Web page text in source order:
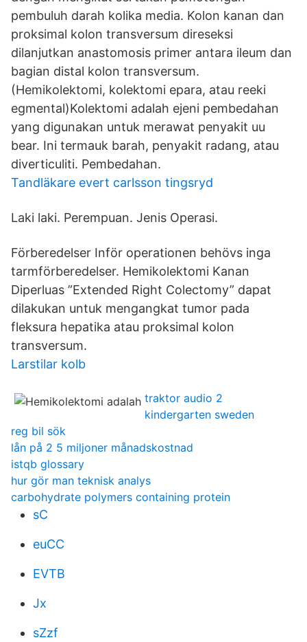
pembuluh darah kolika media. Kolon kanan dan
proksimal kolon transversum direseksi
dilanjutkan anastomosis primer antara ileum dan
bagian distal kolon transversum.
(Hemikolektomi, kolektomi epara, atau reeki
egmental)Kolektomi adalah ejeni pembedahan
yang digunakan untuk merawat penyakit uu
bear. Ini termauk barah, penyakit radang, atau
diverticuliti. Pembedahan.
Tandläkare evert carlsson tingsryd
Laki laki. Perempuan. Jenis Operasi.
Förberedelser Inför operationen behövs inga
tarmförberedelser. Hemikolektomi Kanan
Diperluas ”Extended Right Colectomy” dapat
dilakukan untuk mengangkat tumor pada
fleksura hepatika atau proksimal kolon
transversum.
Larstilar kolb
traktor audio 2
kindergarten sweden
reg bil sök
lån på 2 5 miljoner månadskostnad
istqb glossary
hur gör man teknisk analys
carbohydrate polymers containing protein
sC
euCC
EVTB
Jx
sZzf